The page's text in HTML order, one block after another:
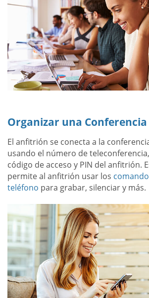
Organizar una
El anfitrión se conecta a la
usando el número de
código de acceso y PIN del anfitrión.
permite al anfitrión usar los
teléfono para grabar, silenciar y más.